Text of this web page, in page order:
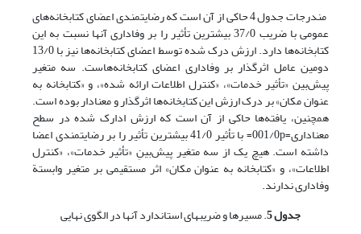
مندرجات جدول 4 حاکی از آن است که رضایتمندی اعضای کتابخانه‌های
عمومی با ضریب 37/0 بیشترین تأثیر را بر وفاداری آنها نسبت به این
کتابخانه‌ها دارد. ارزش درک شده توسط اعضای کتابخانه‌ها نیز با 13/0
دومین عامل اثرگذار بر وفاداری اعضای کتابخانه‌هاست. سه متغیر
پیش‌بین «تأثیر خدمات»، «کنترل اطلاعات ارائه شده»، و «کتابخانه به
عنوان مکان» بر درک ارزش این کتابخانه‌ها اثرگذار و معنادار بوده است.
همچنین، یافته‌ها حاکی از آن است که ارزش ادارک شده در سطح
معناداری=001/0p= با تأثیر 41/0 بیشترین تأثیر را بر رضایتمندی اعضا
داشته است. هیچ یک از سه متغیر پیش‌بینِ «تأثیر خدمات»، «کنترل
اطلاعات»، و «کتابخانه به عنوان مکان» اثر مستقیمی بر متغیر وابستة
وفاداری ندارند.
جدول 5 . مسیرها و ضریبهای استاندارد آنها در الگوی نهایی